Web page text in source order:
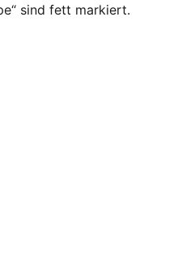
sind fett markiert.